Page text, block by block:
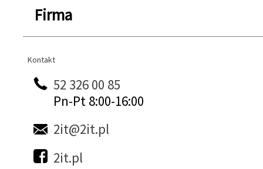
Firma
Kontakt
Kontakt
52 326 00 85
Pn-Pt 8:00-16:00
2it@2it.pl
2it.pl